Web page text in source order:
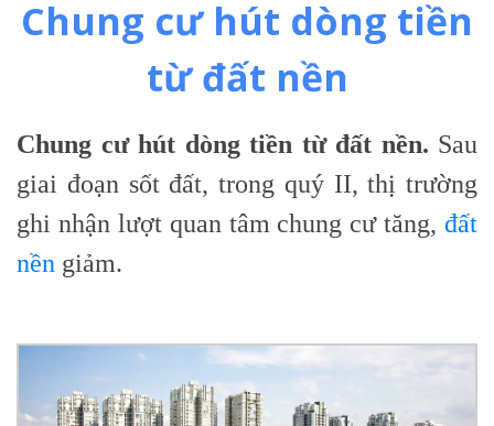
Chung cư hút dòng tiền
từ đất nền
Chung cư hút dòng tiền từ đất nền. Sau
giai đoạn sốt đất, trong quý II, thị trường
ghi nhận lượt quan tâm chung cư tăng, đất
nền giảm.